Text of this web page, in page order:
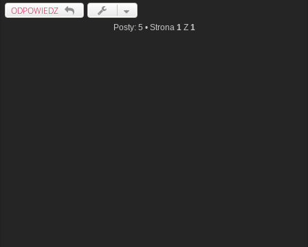
ODPOWIEDZ
Posty: 5 • Strona 1Z 1